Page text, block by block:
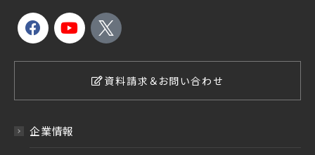
資料請求＆お問い合わせ
企業情報